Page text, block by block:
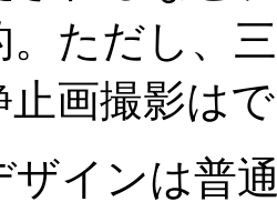
。ただし、
止画撮影は
インは普